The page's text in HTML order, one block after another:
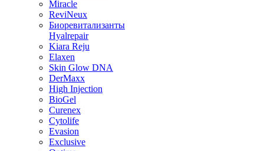
Miracle
ReviNeux
Биоревитализанты
Hyalrepair
Kiara Reju
Elaxen
Skin Glow DNA
DerMaxx
High Injection
BioGel
Curenex
Cytolife
Evasion
Exclusive